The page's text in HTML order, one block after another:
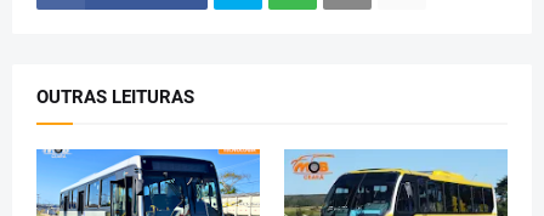
OUTRAS LEITURAS